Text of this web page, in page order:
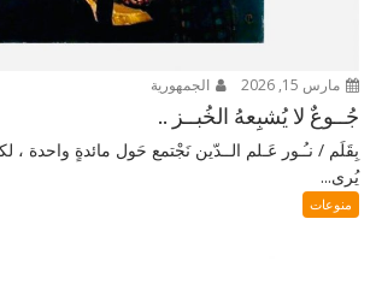
مارس 15, 2026 الجمهورية
جُــوعٌ لا يُشبِعهُ الخُبــز ..
بِقَلَم / نـُـور عَـلم الــدّين نَجْتمع حَول مائدةٍ واحدة ،
يُرى...
منوعات